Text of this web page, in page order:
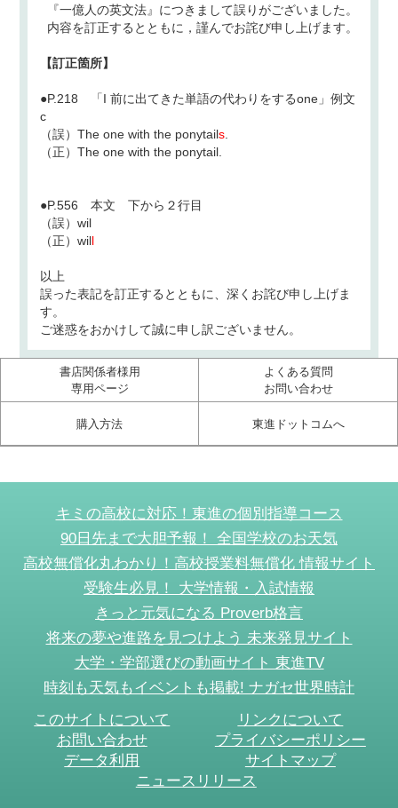
『一億人の英文法』につきまして誤りがございました。
内容を訂正するとともに，謹んでお詫び申し上げます。
【訂正箇所】
●P.218 「I 前に出てきた単語の代わりをするone」例文
c
（誤）The one with the ponytails.
（正）The one with the ponytail.
●P.556 本文 下から２行目
（誤）wil
（正）will
以上
誤った表記を訂正するとともに、深くお詫び申し上げま
す。
ご迷惑をおかけして誠に申し訳ございません。
書店関係者様用
専用ページ
よくある質問
お問い合わせ
購入方法 東進ドットコムへ
キミの高校に対応！東進の個別指導コース
90日先まで大胆予報！ 全国学校のお天気
高校無償化丸わかり！高校授業料無償化 情報サイト
受験生必見！ 大学情報・入試情報
きっと元気になる Proverb格言
将来の夢や進路を見つけよう 未来発見サイト
大学・学部選びの動画サイト 東進TV
時刻も天気もイベントも掲載! ナガセ世界時計
このサイトについて
リンクについて
お問い合わせ
プライバシーポリシー
データ利用
サイトマップ
ニュースリリース